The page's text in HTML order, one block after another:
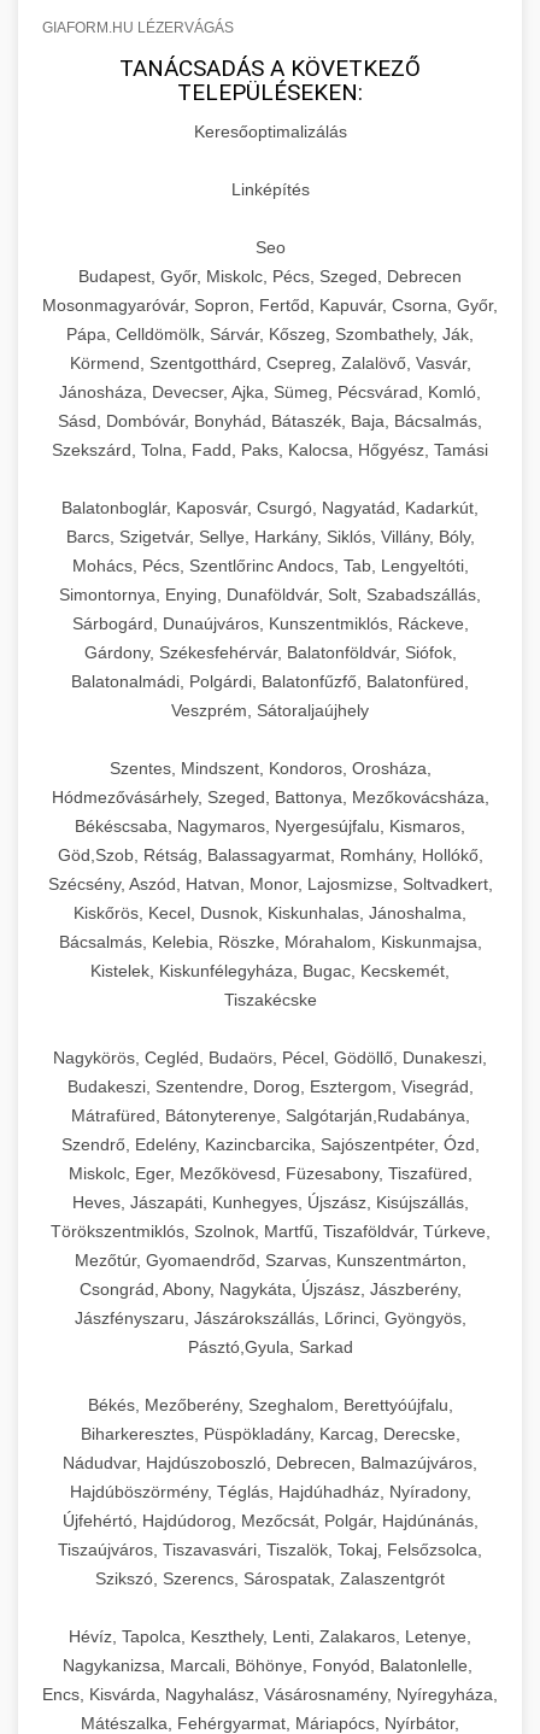
GIAFORM.HU LÉZERVÁGÁS
TANÁCSADÁS A KÖVETKEZŐ
TELEPÜLÉSEKEN:
Keresőoptimalizálás
Linképítés
Seo
Budapest, Győr, Miskolc, Pécs, Szeged, Debrecen
Mosonmagyaróvár, Sopron, Fertőd, Kapuvár, Csorna, Győr,
Pápa, Celldömölk, Sárvár, Kőszeg, Szombathely, Ják,
Körmend, Szentgotthárd, Csepreg, Zalalövő, Vasvár,
Jánosháza, Devecser, Ajka, Sümeg, Pécsvárad, Komló,
Sásd, Dombóvár, Bonyhád, Bátaszék, Baja, Bácsalmás,
Szekszárd, Tolna, Fadd, Paks, Kalocsa, Hőgyész, Tamási
Balatonboglár, Kaposvár, Csurgó, Nagyatád, Kadarkút,
Barcs, Szigetvár, Sellye, Harkány, Siklós, Villány, Bóly,
Mohács, Pécs, Szentlőrinc Andocs, Tab, Lengyeltóti,
Simontornya, Enying, Dunaföldvár, Solt, Szabadszállás,
Sárbogárd, Dunaújváros, Kunszentmiklós, Ráckeve,
Gárdony, Székesfehérvár, Balatonföldvár, Siófok,
Balatonalmádi, Polgárdi, Balatonfűzfő, Balatonfüred,
Veszprém, Sátoraljaújhely
Szentes, Mindszent, Kondoros, Orosháza,
Hódmezővásárhely, Szeged, Battonya, Mezőkovácsháza,
Békéscsaba, Nagymaros, Nyergesújfalu, Kismaros,
Göd,Szob, Rétság, Balassagyarmat, Romhány, Hollókő,
Szécsény, Aszód, Hatvan, Monor, Lajosmizse, Soltvadkert,
Kiskőrös, Kecel, Dusnok, Kiskunhalas, Jánoshalma,
Bácsalmás, Kelebia, Röszke, Mórahalom, Kiskunmajsa,
Kistelek, Kiskunfélegyháza, Bugac, Kecskemét,
Tiszakécske
Nagykörös, Cegléd, Budaörs, Pécel, Gödöllő, Dunakeszi,
Budakeszi, Szentendre, Dorog, Esztergom, Visegrád,
Mátrafüred, Bátonyterenye, Salgótarján,Rudabánya,
Szendrő, Edelény, Kazincbarcika, Sajószentpéter, Ózd,
Miskolc, Eger, Mezőkövesd, Füzesabony, Tiszafüred,
Heves, Jászapáti, Kunhegyes, Újszász, Kisújszállás,
Törökszentmiklós, Szolnok, Martfű, Tiszaföldvár, Túrkeve,
Mezőtúr, Gyomaendrőd, Szarvas, Kunszentmárton,
Csongrád, Abony, Nagykáta, Újszász, Jászberény,
Jászfényszaru, Jászárokszállás, Lőrinci, Gyöngyös,
Pásztó,Gyula, Sarkad
Békés, Mezőberény, Szeghalom, Berettyóújfalu,
Biharkeresztes, Püspökladány, Karcag, Derecske,
Nádudvar, Hajdúszoboszló, Debrecen, Balmazújváros,
Hajdúböszörmény, Téglás, Hajdúhadház, Nyíradony,
Újfehértó, Hajdúdorog, Mezőcsát, Polgár, Hajdúnánás,
Tiszaújváros, Tiszavasvári, Tiszalök, Tokaj, Felsőzsolca,
Szikszó, Szerencs, Sárospatak, Zalaszentgrót
Hévíz, Tapolca, Keszthely, Lenti, Zalakaros, Letenye,
Nagykanizsa, Marcali, Böhönye, Fonyód, Balatonlelle,
Encs, Kisvárda, Nagyhalász, Vásárosnamény, Nyíregyháza,
Mátészalka, Fehérgyarmat, Máriapócs, Nyírbátor,